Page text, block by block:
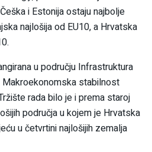
i Estonija ostaju najbolje
najlošija od EU10, a Hrvatska
u području Infrastruktura
Makroekonomska stabilnost
rada bilo je i prema staroj
područja u kojem je Hrvatska
u četvrtini najlošijih zemalja